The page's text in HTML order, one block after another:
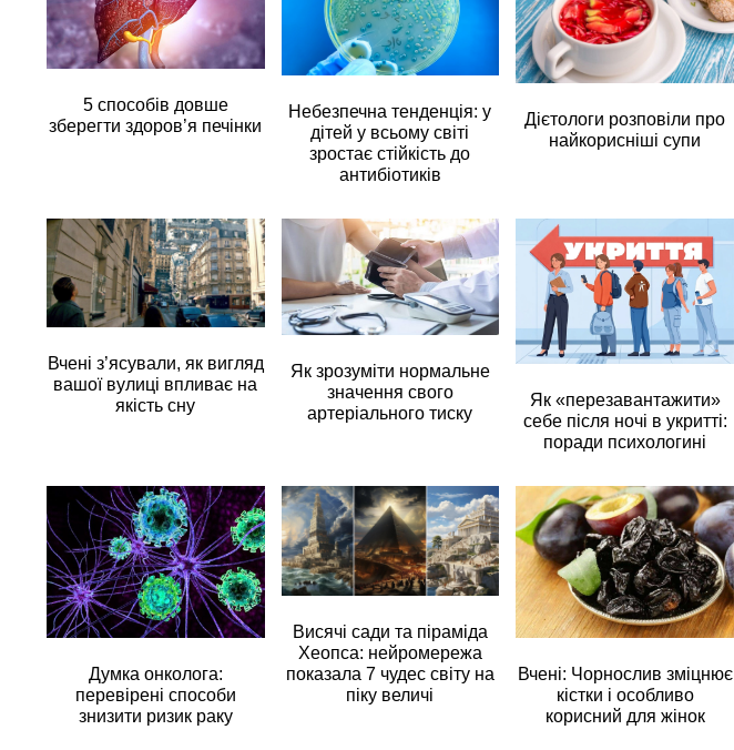
5 способів довше
зберегти здоров’я печінки
Небезпечна тенденція: у
дітей у всьому світі
зростає стійкість до
антибіотиків
Дієтологи розповіли про
найкорисніші супи
Вчені з’ясували, як вигляд
вашої вулиці впливає на
якість сну
Як зрозуміти нормальне
значення свого
артеріального тиску
Як «перезавантажити»
себе після ночі в укритті:
поради психологині
Думка онколога:
перевірені способи
знизити ризик раку
Висячі сади та піраміда
Хеопса: нейромережа
показала 7 чудес світу на
піку величі
Вчені: Чорнослив зміцнює
кістки і особливо
корисний для жінок